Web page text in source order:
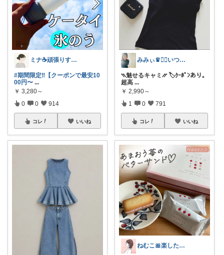
ミナ☕️頑張りすぎない暮らし🏠
#期間限定‼️【クーポンで最安10
00円〜 ...
￥ 3,280～
0 0 914
コレ いいね
みみぃ♛👯‍♀️いつもありがとう🎪
⳹魅せるキャミ⳼ 🏷️ｸｰﾎﾟﾝあり。
超高 ...
￥ 2,990～
1 0 791
コレ いいね
ねむこ🎀楽したいママの購入品ほぼオリ写